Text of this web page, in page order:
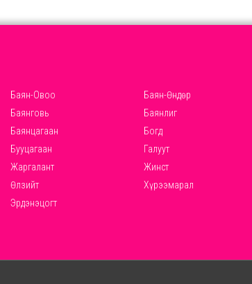
Баян-Овоо
Баян-Өндөр
Баянговь
Баянлиг
Баянцагаан
Богд
Бууцагаан
Галуут
Жаргалант
Жинст
Өлзийт
Хүрээмарал
Эрдэнэцогт